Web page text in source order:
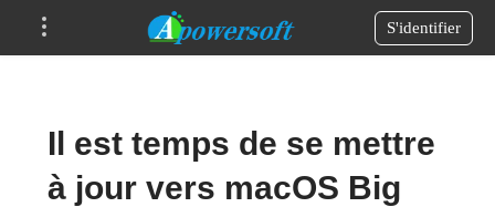
S'identifier
Il est temps de se mettre
à jour vers macOS Big